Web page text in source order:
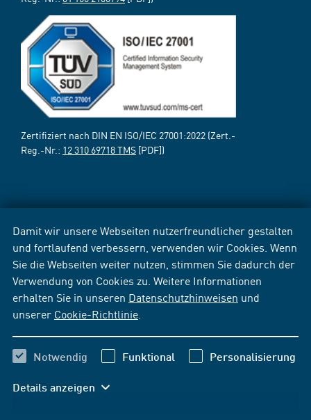
Damit wir unsere Webseiten nutzerfreundlicher gestalten
und fortlaufend verbessern, verwenden wir Cookies. Wenn
Sie die Webseiten weiter nutzen, stimmen Sie dadurch der
Verwendung von Cookies zu. Weitere Informationen
erhalten Sie in unseren Datenschutzhinweisen und
unserer Cookie-Richtlinie
Notwendig Funktional Personalisierung
Details anzeigen
Zertifiziert nach DIN EN ISO/IEC 27001:2022 (Zert.-
Reg.-Nr.: 12 310 69718 TMS [PDF])